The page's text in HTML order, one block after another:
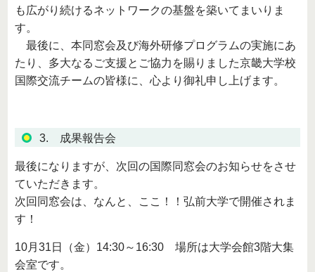
も広がり続けるネットワークの基盤を築いてまいりま
す。
最後に、本同窓会及び海外研修プログラムの実施にあ
たり、多大なるご支援とご協力を賜りました京畿大学校
国際交流チームの皆様に、心より御礼申し上げます。
3. 成果報告会
最後になりますが、次回の国際同窓会のお知らせをさせ
ていただきます。
次回同窓会は、なんと、ここ！！弘前大学で開催されま
す！
10月31日（金）14:30～16:30 場所は大学会館3階大集
会室です。